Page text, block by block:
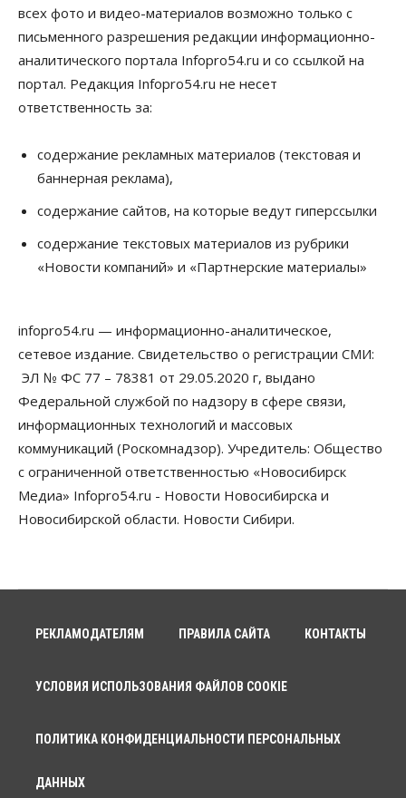
09 Августа 2026, 09:00
Общество
Спрос на машино-места в
Новосибирской области вырос в полтора раза
К современному юридическому образованию в
России возникает много вопросов
08 Августа 2026, 17:00
Новосибирские вузы опубликовали
приказы о зачислении на бюджетные места
08 Августа 2026, 16:00
Искусственный интеллект впервые выписал
08 Августа 2026, 15:00
Авто
Продажи подержанных электромобилей в
Новосибирской области растут второй месяц
08 Августа 2026, 13:00
Бизнес Общество
Детские центры Новосибирска
перегибают с «педагогикой успеха», считает
обратился в правительство РФ из-за атак на WB
08 Августа 2026, 10:00
Общество
08 Августа 2026, 09:00
всех фото и видео-материалов возможно только с
письменного разрешения редакции информационно-
аналитического портала Infopro54.ru и со ссылкой на
портал. Редакция Infopro54.ru не несет
ответственность за:
содержание рекламных материалов (текстовая и
баннерная реклама),
содержание сайтов, на которые ведут гиперссылки
содержание текстовых материалов из рубрики
«Новости компаний» и «Партнерские материалы»
infopro54.ru — информационно-аналитическое,
сетевое издание. Свидетельство о регистрации СМИ:
ЭЛ № ФС 77 – 78381 от 29.05.2020 г, выдано
Федеральной службой по надзору в сфере связи,
информационных технологий и массовых
коммуникаций (Роскомнадзор). Учредитель: Общество
с ограниченной ответственностью «Новосибирск
Медиа» Infopro54.ru - Новости Новосибирска и
Новосибирской области. Новости Сибири.
РЕКЛАМОДАТЕЛЯМ ПРАВИЛА САЙТА КОНТАКТЫ
УСЛОВИЯ ИСПОЛЬЗОВАНИЯ ФАЙЛОВ COOKIE
ПОЛИТИКА КОНФИДЕНЦИАЛЬНОСТИ ПЕРСОНАЛЬНЫХ
ДАННЫХ